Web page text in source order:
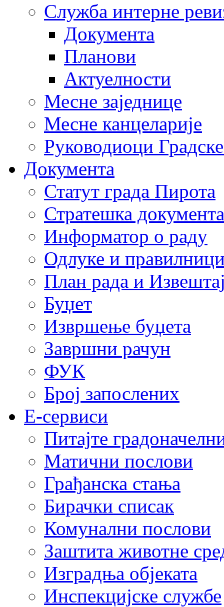
Служба интерне
Документа
Планови
Актуелности
Месне заједнице
Месне канцеларије
Руководиоци
Документа
Статут града Пирота
Стратешка документа
Информатор о раду
Одлуке и
План рада и
Буџет
Извршење буџета
Завршни рачун
ФУК
Број запослених
E-сервиси
Питајте
Матични послови
Грађанска стања
Бирачки списак
Комунални послови
Заштита животне
Изградња објеката
Инспекцијске службе